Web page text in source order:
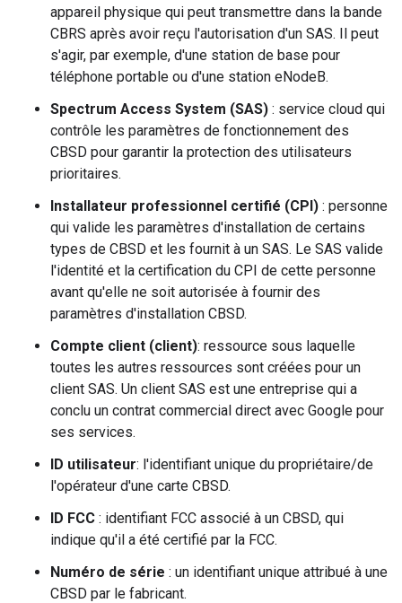
appareil physique qui peut transmettre dans la bande
CBRS après avoir reçu l'autorisation d'un SAS. Il peut
s'agir, par exemple, d'une station de base pour
téléphone portable ou d'une station eNodeB.
Spectrum Access System (SAS) : service cloud qui
contrôle les paramètres de fonctionnement des
CBSD pour garantir la protection des utilisateurs
prioritaires.
Installateur professionnel certifié (CPI) : personne
qui valide les paramètres d'installation de certains
types de CBSD et les fournit à un SAS. Le SAS valide
l'identité et la certification du CPI de cette personne
avant qu'elle ne soit autorisée à fournir des
paramètres d'installation CBSD.
Compte client (client): ressource sous laquelle
toutes les autres ressources sont créées pour un
client SAS. Un client SAS est une entreprise qui a
conclu un contrat commercial direct avec Google pour
ses services.
ID utilisateur: l'identifiant unique du propriétaire/de
l'opérateur d'une carte CBSD.
ID FCC : identifiant FCC associé à un CBSD, qui
indique qu'il a été certifié par la FCC.
Numéro de série : un identifiant unique attribué à une
CBSD par le fabricant.